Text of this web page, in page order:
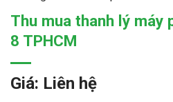
Thu mua thanh lý máy
8 TPHCM
Giá: Liên hệ